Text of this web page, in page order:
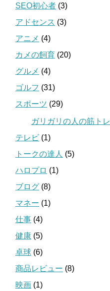
SEO初心者 (3)
アドセンス (3)
アニメ (4)
カメの飼育 (20)
グルメ (4)
ゴルフ (31)
スポーツ (29)
ガリガリの人の筋トレ
テレビ (1)
トークの達人 (5)
ハロプロ (1)
ブログ (8)
マネー (1)
仕事 (4)
健康 (5)
卓球 (6)
商品レビュー (8)
映画 (1)